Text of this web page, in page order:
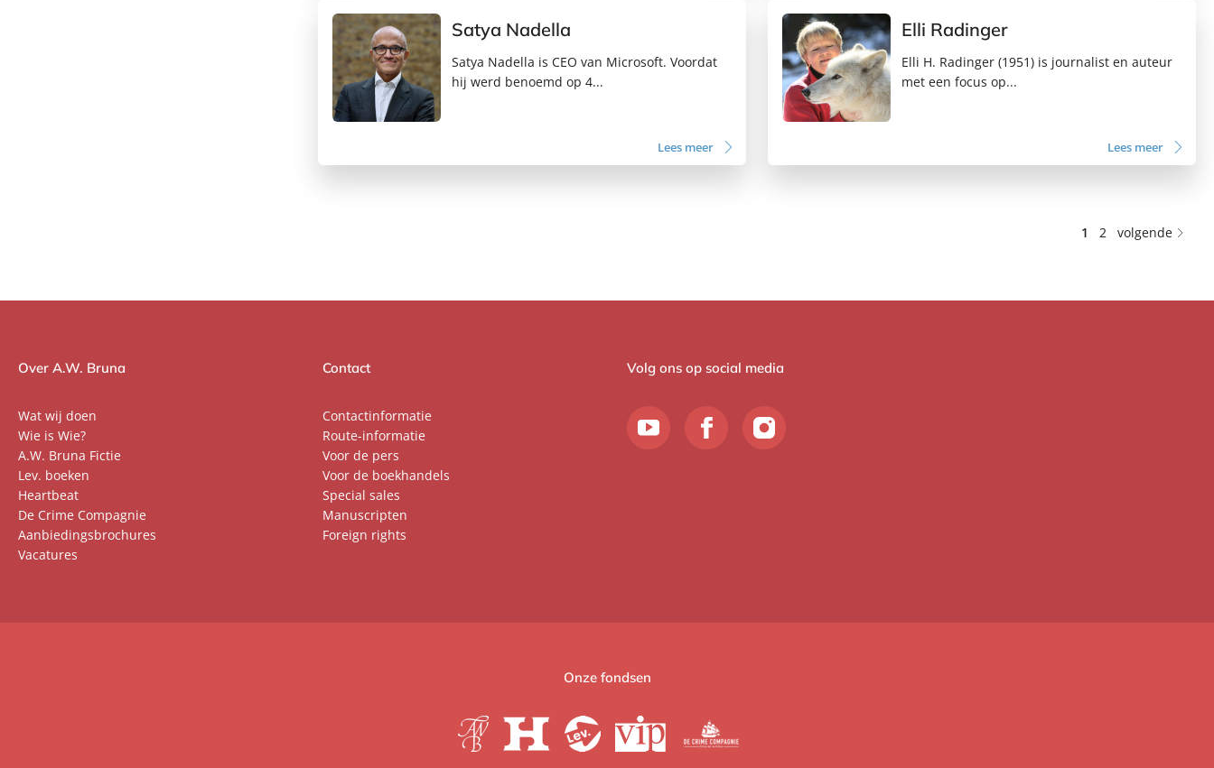
Satya Nadella
Satya Nadella is CEO van Microsoft. Voordat
hij werd benoemd op 4...
Lees meer
Elli Radinger
Elli H. Radinger (1951) is journalist en auteur
met een focus op...
Lees meer
1 2 volgende
Over A.W. Bruna
Wat wij doen
Wie is Wie?
A.W. Bruna Fictie
Lev. boeken
Heartbeat
De Crime Compagnie
Aanbiedingsbrochures
Vacatures
Contact
Contactinformatie
Route-informatie
Voor de pers
Voor de boekhandels
Special sales
Manuscripten
Foreign rights
Volg ons op social media
Onze fondsen